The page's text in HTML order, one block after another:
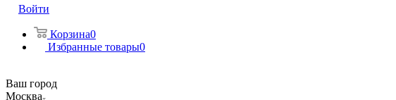
Войти
Корзина0
Избранные товары0
Ваш город
Москва